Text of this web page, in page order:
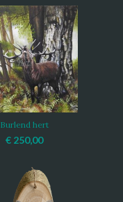
Burlend hert
€ 250,00